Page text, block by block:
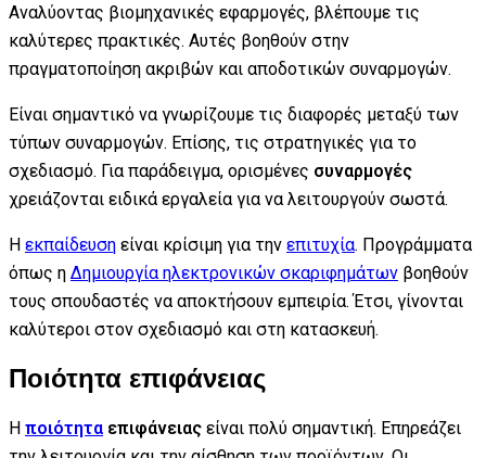
Αναλύοντας βιομηχανικές εφαρμογές, βλέπουμε τις
καλύτερες πρακτικές. Αυτές βοηθούν στην
πραγματοποίηση ακριβών και αποδοτικών συναρμογών.
Είναι σημαντικό να γνωρίζουμε τις διαφορές μεταξύ των
τύπων συναρμογών. Επίσης, τις στρατηγικές για το
σχεδιασμό. Για παράδειγμα, ορισμένες συναρμογές
χρειάζονται ειδικά εργαλεία για να λειτουργούν σωστά.
Η εκπαίδευση είναι κρίσιμη για την επιτυχία. Προγράμματα
όπως η Δημιουργία ηλεκτρονικών σκαριφημάτων βοηθούν
τους σπουδαστές να αποκτήσουν εμπειρία. Έτσι, γίνονται
καλύτεροι στον σχεδιασμό και στη κατασκευή.
Ποιότητα επιφάνειας
Η ποιότητα επιφάνειας είναι πολύ σημαντική. Επηρεάζει